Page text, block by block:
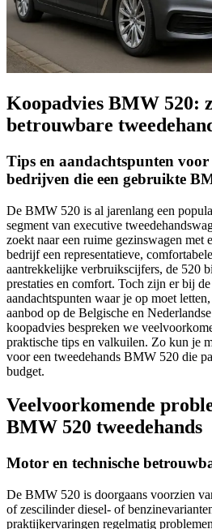
Koopadvies BMW 520:
betrouwbare
Tips en aandachtspunten voor
bedrijven die een gebruikte
De BMW 520 is al jarenlang een
segment van executive
zoekt naar een ruime gezinswagen met
bedrijf een representatieve,
aantrekkelijke verbruikscijfers, de 520
prestaties en comfort. Toch zijn er bij
aandachtspunten waar je op moet
aanbod op de Belgische en
koopadvies bespreken we
praktische tips en valkuilen. Zo kun je
voor een tweedehands BMW 520 die
budget.
Veelvoorkomende
BMW 520 tweedehands
Motor en technische
De BMW 520 is doorgaans voorzien
of zescilinder diesel- of
praktijkervaringen regelmatig